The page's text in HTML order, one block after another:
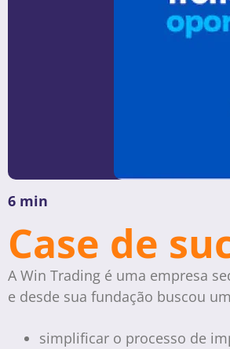
6 min
Case de
A Win Trading é uma empresa
e desde sua fundação buscou
simplificar o processo de